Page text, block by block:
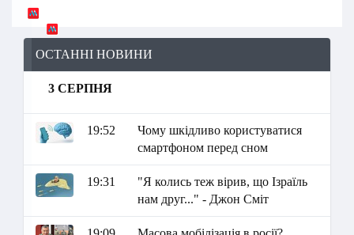
ОСТАННІ НОВИНИ
3 СЕРПНЯ
19:52
Чому шкідливо користуватися
смартфоном перед сном
19:31
"Я колись теж вірив, що Ізраїль
нам друг..." - Джон Сміт